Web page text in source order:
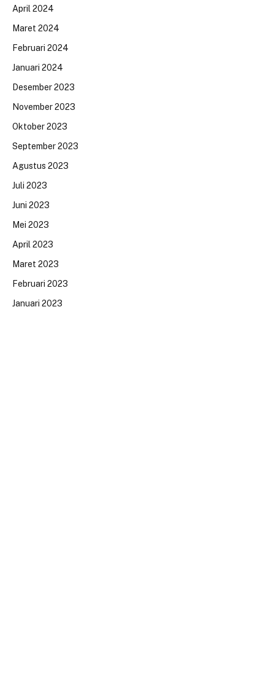
April 2024
Maret 2024
Februari 2024
Januari 2024
Desember 2023
November 2023
Oktober 2023
September 2023
Agustus 2023
Juli 2023
Juni 2023
Mei 2023
April 2023
Maret 2023
Februari 2023
Januari 2023